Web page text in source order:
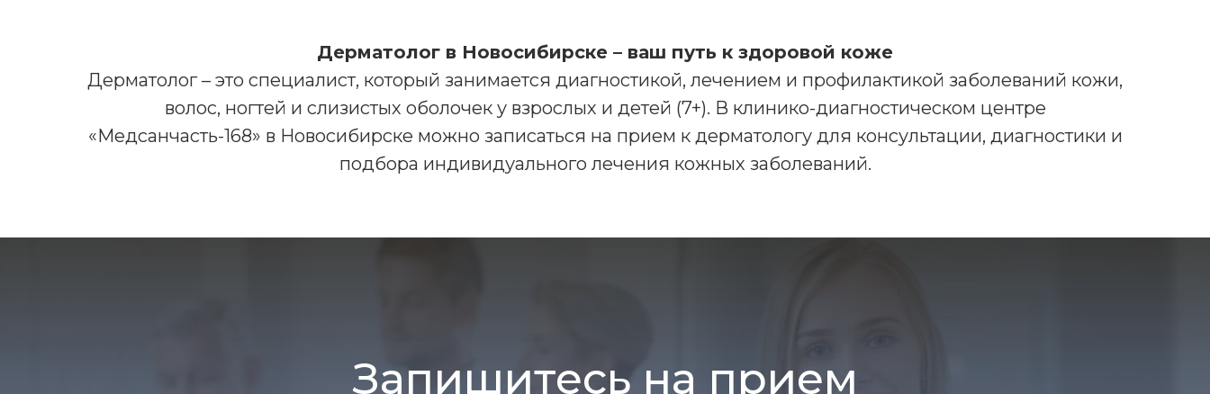
Дерматолог в Новосибирске – ваш путь к здоровой коже
Дерматолог – это специалист, который занимается диагностикой, лечением и профилактикой заболеваний кожи,
волос, ногтей и слизистых оболочек у взрослых и детей (7+). В клинико-диагностическом центре
«Медсанчасть-168» в Новосибирске можно записаться на прием к дерматологу для консультации, диагностики и
подбора индивидуального лечения кожных заболеваний.
Запишитесь на прием